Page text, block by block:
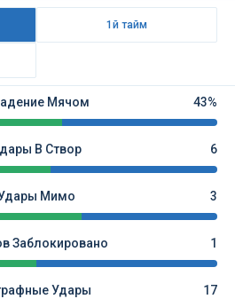
1й тайм
Мячом 43%
В Створ 6
Мимо 3
Заблокировано 1
Удары 17